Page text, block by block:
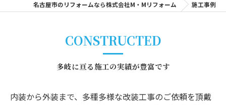
名古屋市のリフォームなら株式会社M・Mリフォーム 施工事例
CONSTRUCTED
多岐に亘る施工の実績が豊富です
内装から外装まで、多種多様な改装工事のご依頼を頂戴